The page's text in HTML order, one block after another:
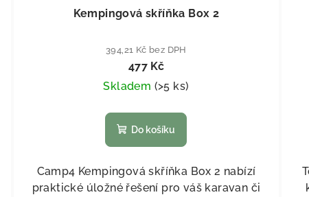
Kempingová skříňka Box 2
394,21 Kč bez DPH
477 Kč
Skladem (>5 ks)
Do košíku
Camp4 Kempingová skříňka Box 2 nabízí
praktické úložné řešení pro váš karavan či